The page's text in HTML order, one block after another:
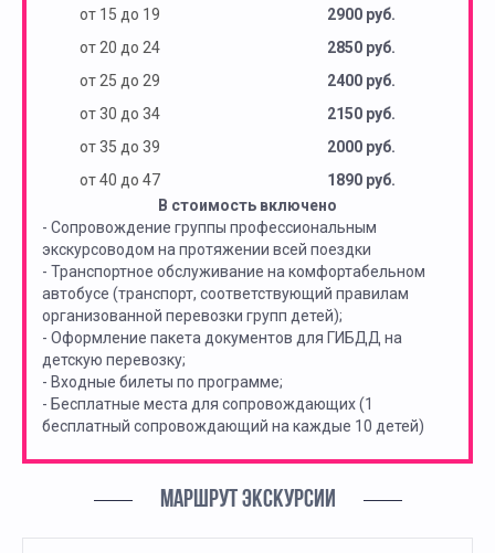
от 15 до 19
2900 руб.
от 20 до 24
2850 руб.
от 25 до 29
2400 руб.
от 30 до 34
2150 руб.
от 35 до 39
2000 руб.
от 40 до 47
1890 руб.
В стоимость включено
- Сопровождение группы профессиональным
экскурсоводом на протяжении всей поездки
- Транспортное обслуживание на комфортабельном
автобусе (транспорт, соответствующий правилам
организованной перевозки групп детей);
- Оформление пакета документов для ГИБДД на
детскую перевозку;
- Входные билеты по программе;
- Бесплатные места для сопровождающих (1
бесплатный сопровождающий на каждые 10 детей)
МАРШРУТ ЭКСКУРСИИ